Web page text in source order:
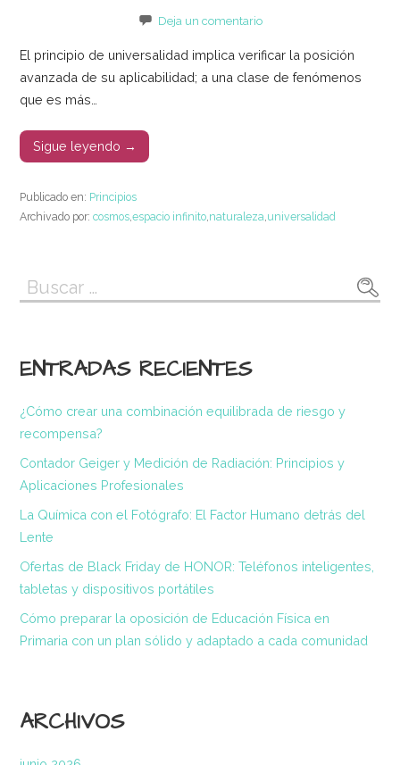
Deja un comentario
El principio de universalidad implica verificar la posición
avanzada de su aplicabilidad; a una clase de fenómenos
que es más…
Sigue leyendo →
Publicado en: Principios
Archivado por:cosmos,espacio infinito,naturaleza,universalidad
Buscar:
ENTRADAS RECIENTES
¿Cómo crear una combinación equilibrada de riesgo y
recompensa?
Contador Geiger y Medición de Radiación: Principios y
Aplicaciones Profesionales
La Química con el Fotógrafo: El Factor Humano detrás del
Lente
Ofertas de Black Friday de HONOR: Teléfonos inteligentes,
tabletas y dispositivos portátiles
Cómo preparar la oposición de Educación Física en
Primaria con un plan sólido y adaptado a cada comunidad
ARCHIVOS